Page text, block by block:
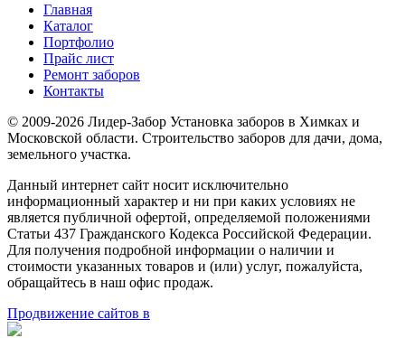
Главная
Каталог
Портфолио
Прайс лист
Ремонт заборов
Контакты
© 2009-2026 Лидер-Забор Установка заборов в Химках и
Московской области. Строительство заборов для дачи, дома,
земельного участка.
Данный интернет сайт носит исключительно
информационный характер и ни при каких условиях не
является публичной офертой, определяемой положениями
Статьи 437 Гражданского Кодекса Российской Федерации.
Для получения подробной информации о наличии и
стоимости указанных товаров и (или) услуг, пожалуйста,
обращайтесь в наш офис продаж.
Продвижение сайтов в